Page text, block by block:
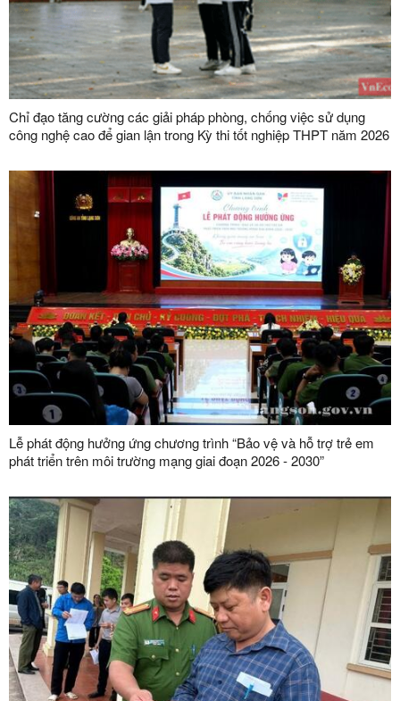
Chỉ đạo tăng cường các giải pháp phòng, chống việc sử dụng
công nghệ cao để gian lận trong Kỳ thi tốt nghiệp THPT năm 2026
Lễ phát động hưởng ứng chương trình “Bảo vệ và hỗ trợ trẻ em
phát triển trên môi trường mạng giai đoạn 2026 - 2030”